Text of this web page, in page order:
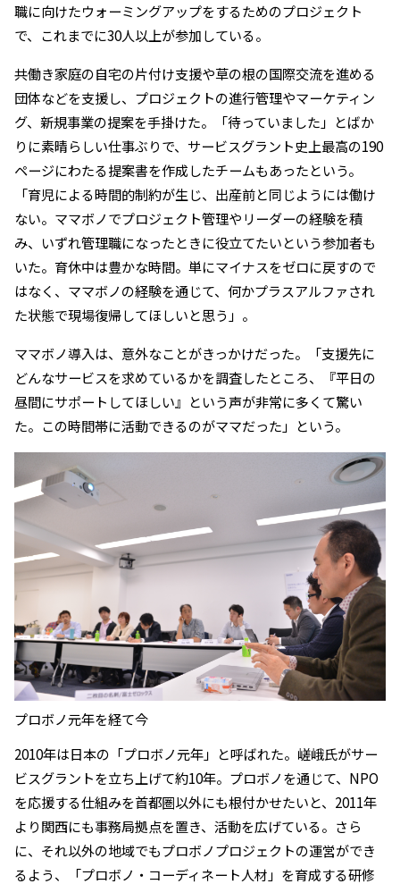
職に向けたウォーミングアップをするためのプロジェクト
で、これまでに30人以上が参加している。
共働き家庭の自宅の片付け支援や草の根の国際交流を進める
団体などを支援し、プロジェクトの進行管理やマーケティン
グ、新規事業の提案を手掛けた。「待っていました」とばか
りに素晴らしい仕事ぶりで、サービスグラント史上最高の190
ページにわたる提案書を作成したチームもあったという。
「育児による時間的制約が生じ、出産前と同じようには働け
ない。ママボノでプロジェクト管理やリーダーの経験を積
み、いずれ管理職になったときに役立てたいという参加者も
いた。育休中は豊かな時間。単にマイナスをゼロに戻すので
はなく、ママボノの経験を通じて、何かプラスアルファされ
た状態で現場復帰してほしいと思う」。
ママボノ導入は、意外なことがきっかけだった。「支援先に
どんなサービスを求めているかを調査したところ、『平日の
昼間にサポートしてほしい』という声が非常に多くて驚い
た。この時間帯に活動できるのがママだった」という。
プロボノ元年を経て今
2010年は日本の「プロボノ元年」と呼ばれた。嵯峨氏がサー
ビスグラントを立ち上げて約10年。プロボノを通じて、NPO
を応援する仕組みを首都圏以外にも根付かせたいと、2011年
より関西にも事務局拠点を置き、活動を広げている。さら
に、それ以外の地域でもプロボノプロジェクトの運営ができ
るよう、「プロボノ・コーディネート人材」を育成する研修